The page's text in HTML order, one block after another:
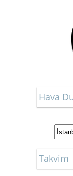
Hava
Takvim